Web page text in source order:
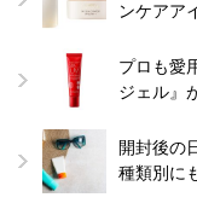
ンケアア
プロも愛
ジェル』
開封後の
種類別に